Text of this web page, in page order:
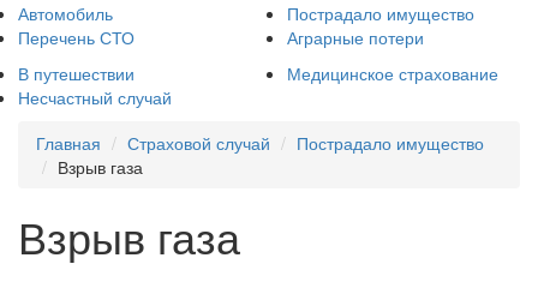
Автомобиль
Перечень СТО
Пострадало имущество
Аграрные потери
В путешествии
Несчастный случай
Медицинское страхование
Главная Страховой случай
Пострадало имущество
Взрыв газа
Взрыв газа